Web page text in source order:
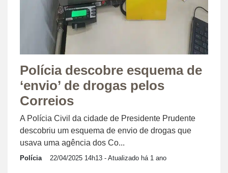
Polícia descobre esquema de
‘envio’ de drogas pelos
Correios
A Polícia Civil da cidade de Presidente Prudente
descobriu um esquema de envio de drogas que
usava uma agência dos Co...
Polícia 22/04/2025 14h13 - Atualizado há 1 ano